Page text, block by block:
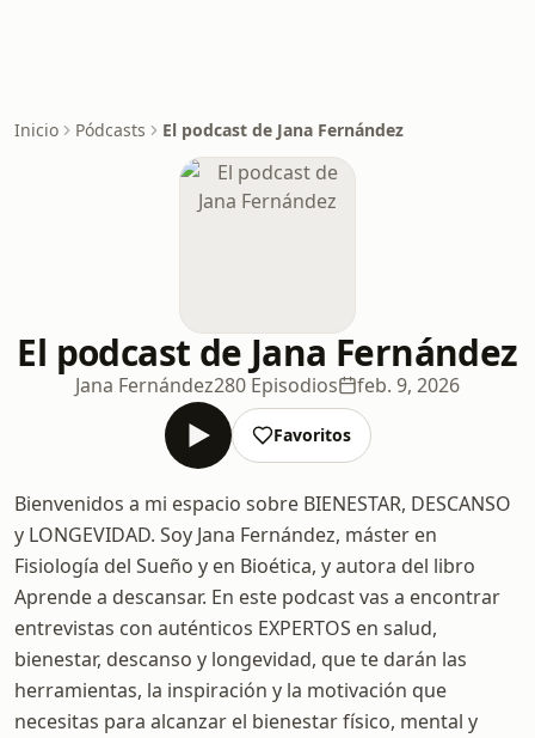
Inicio Pódcasts El podcast de Jana Fernández
El podcast de Jana Fernández
Jana Fernández280 Episodios feb. 9, 2026
Favoritos
Bienvenidos a mi espacio sobre BIENESTAR, DESCANSO
y LONGEVIDAD. Soy Jana Fernández, máster en
Fisiología del Sueño y en Bioética, y autora del libro
Aprende a descansar. En este podcast vas a encontrar
entrevistas con auténticos EXPERTOS en salud,
bienestar, descanso y longevidad, que te darán las
herramientas, la inspiración y la motivación que
necesitas para alcanzar el bienestar físico, mental y